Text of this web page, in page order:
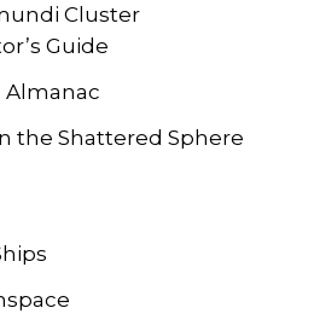
Cluster
Guide
Almanac
the Shattered Sphere